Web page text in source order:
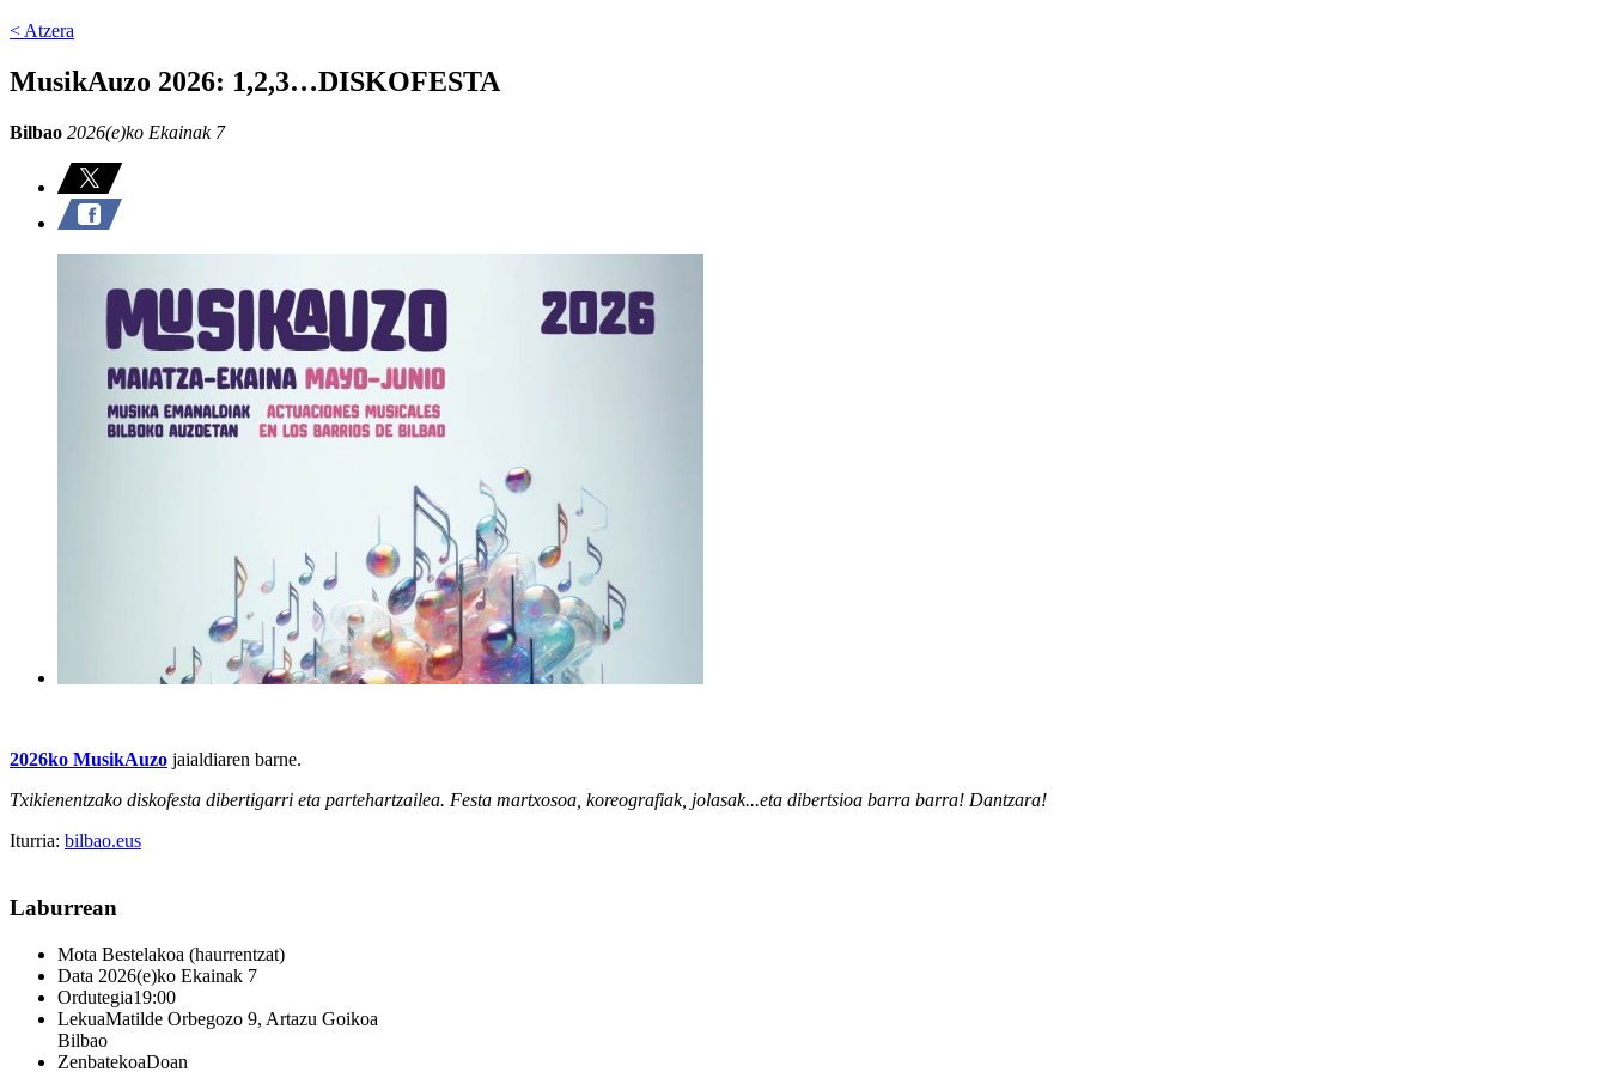
< Atzera
MusikAuzo 2026: 1,2,3…DISKOFESTA
Bilbao 2026(e)ko Ekainak 7
2026ko MusikAuzo jaialdiaren barne.
Txikienentzako diskofesta dibertigarri eta partehartzailea. Festa martxosoa, koreografiak, jolasak...eta dibertsioa barra barra! Dantzara!
Iturria: bilbao.eus
Laburrean
Mota Bestelakoa (haurrentzat)
Data 2026(e)ko Ekainak 7
Ordutegia19:00
LekuaMatilde Orbegozo 9, Artazu Goikoa
Bilbao
ZenbatekoaDoan